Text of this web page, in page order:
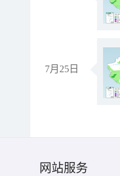
7月25日
网站服务